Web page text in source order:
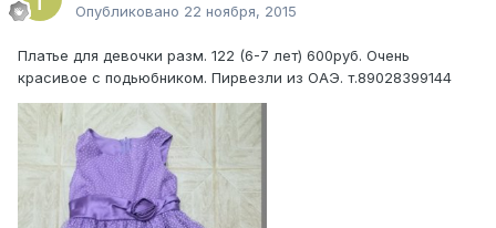
Опубликовано 22 ноября, 2015
Платье для девочки разм. 122 (6-7 лет) 600руб. Очень
красивое с подьюбником. Пирвезли из ОАЭ. т.89028399144